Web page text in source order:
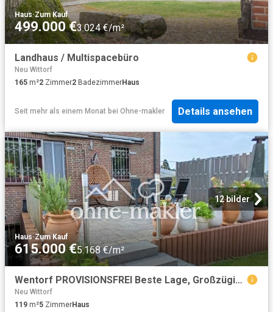
Haus·Zum Kauf
499.000 €3.024 €/m²
Landhaus / Multispacebüro
Neu Wittorf
165 m²2 Zimmer2 BadezimmerHaus
Seit mehr als einem Monat bei Ohne-makler Details ansehen
12 bilder
Haus·Zum Kauf
615.000 €5.168 €/m²
Wentorf PROVISIONSFREI Beste Lage, Großzügiges Endreihenhaus mit Einzelgarage und großen Garten
Neu Wittorf
119 m²5 ZimmerHaus